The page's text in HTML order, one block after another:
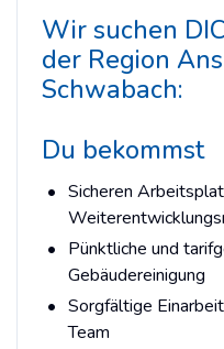
Wir suchen
der Region
Schwabach:
Du bekommst
Sicheren
Pünktliche und
Gebäudereinigung
Sorgfältige
Team